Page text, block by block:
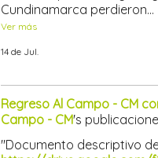
Cundinamarca perdieron…
Ver más
14 de Jul.
Regreso Al Campo - CM
Campo - CM's
"Documento descriptivo